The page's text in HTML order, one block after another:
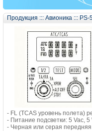
Продукция ::: Авионика ::: PS-
- FL (TCAS уровень полета)
- Питание подсветки: 5 Vac, 5
- Черная или серая